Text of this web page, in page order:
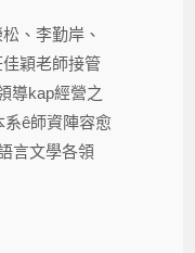
、李勤岸、
穎老師接管
導kap經營之
系ê師資陣容愈
言文學各領